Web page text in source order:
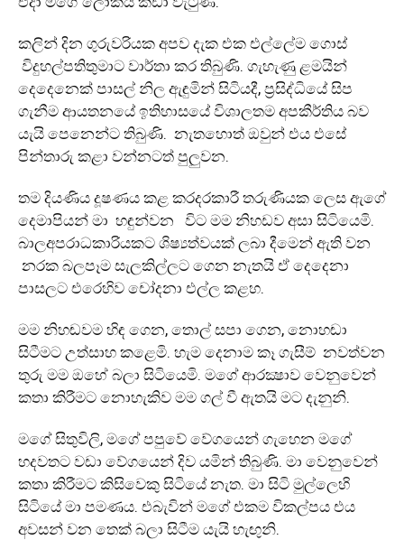
කලින් දින ගුරුවරියක අපව දැක එක එල්ලේම ගොස්
විදුහල්පතිතුමාට වාර්තා කර තිබුණි. ගැහැණු ළමයින්
දෙදෙනෙක් පාසල් නිල ඇඳුමින් සිටියදී, ප්‍රසිද්ධියේ සිප
ගැනීම ආයතනයේ ඉතිහාසයේ විශාලතම අපකීර්තිය බව
යැයි පෙනෙන්ට තිබුණි. නැතහොත් ඔවුන් එය එසේ
පින්තාරු කළා වන්නටත් පුලුවන.
තම දියණිය දූෂණය කළ කරදරකාරී තරුණියක ලෙස ඇගේ
දෙමාපියන් මා හඳුන්වන විට මම නිහඩව අසා සිටියෙමි.
බාලඅපරාධකාරියකට ශිෂ්‍යත්වයක් ලබා දීමෙන් ඇති වන
නරක බලපෑම සැලකිල්ලට ගෙන නැතයි ඒ දෙදෙනා
පාසලට එරෙහිව චෝදනා එල්ල කළහ.
මම නිහඬවම හිඳ ගෙන, තොල් සපා ගෙන, නොහඬා
සිටීමට උත්සාහ කළෙමි. හැම දෙනාම කෑ ගැසීම් නවත්වන
තුරු මම ඔහේ බලා සිටියෙමි. මගේ ආරක්‍ෂාව වෙනුවෙන්
කතා කිරීමට නොහැකිව මම ගල් වී ඇතයි මට දැනුනි.
මගේ සිතුවිලි, මගේ පපුවේ වේගයෙන් ගැහෙන මගේ
හදවතට වඩා වේගයෙන් දිව යමින් තිබුණි. මා වෙනුවෙන්
කතා කිරීමට කිසිවෙකු සිටියේ නැත. මා සිටි මුල්ලෙහි
සිටියේ මා පමණය. එබැවින් මගේ එකම විකල්පය එය
අවසන් වන තෙක් බලා සිටීම යැයි හැඟුනි.